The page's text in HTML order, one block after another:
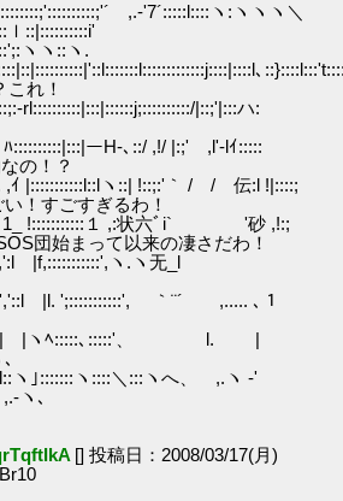
,.-'7´:::::l::::ヽ:ヽヽヽ＼
ヽヽ::ヽ.
､
れ！
|::;'|:::ハ:
ーH-､::/ ,!/ |:;' ,l'-lｲ:::::
！？
ヽ::| !::;:'｀ / / 伝:l !|::::;
ごすぎるわ！
１ ,:状六ﾞi` '砂 ,!:;
まって以来の凄さだわ！
|f,:::::::::::',ヽ.ヽ无_l
|l. ';:::::::::::', ｀¨´ ,..... ､１
|ヽﾍ:::::､:::::'、 l. |
:::::::ヽ::::＼:::ヽへ、 ,.ヽ -'
ヽ､
[] 投稿日：2008/03/17(月)